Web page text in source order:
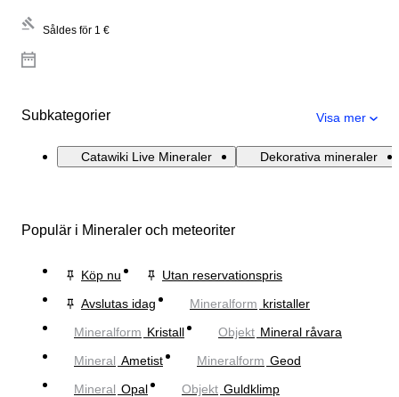
Såldes för 1 €
Subkategorier Visa mer
Catawiki Live Mineraler Dekorativa mineraler
Populär i Mineraler och meteoriter
Köp nu
Utan reservationspris
Avslutas idag
Mineralform kristaller
Mineralform Kristall Objekt Mineral råvara
Mineral Ametist Mineralform Geod
Mineral Opal Objekt Guldklimp